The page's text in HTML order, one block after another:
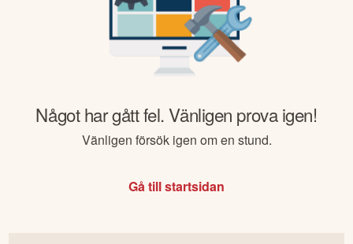
Något har gått fel. Vänligen prova igen!
Vänligen försök igen om en stund.
Gå till startsidan